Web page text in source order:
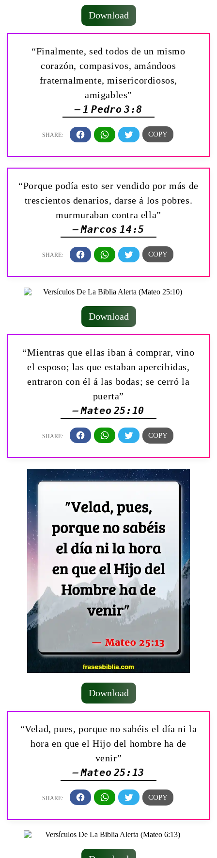
Download
“Finalmente, sed todos de un mismo
corazón, compasivos, amándoos
fraternalmente, misericordiosos,
amigables”
— 1 Pedro 3:8
“Porque podía esto ser vendido por más de
trescientos denarios, darse á los pobres.
murmuraban contra ella”
— Marcos 14:5
Download
“Mientras que ellas iban á comprar, vino
el esposo; las que estaban apercibidas,
entraron con él á las bodas; se cerró la
puerta”
— Mateo 25:10
Download
“Velad, pues, porque no sabéis el día ni la
hora en que el Hijo del hombre ha de
venir”
— Mateo 25:13